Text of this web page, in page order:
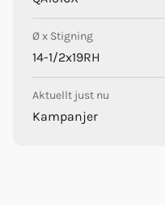
Ø x Stigning
14-1/2x19RH
Aktuellt just nu
Kampanjer